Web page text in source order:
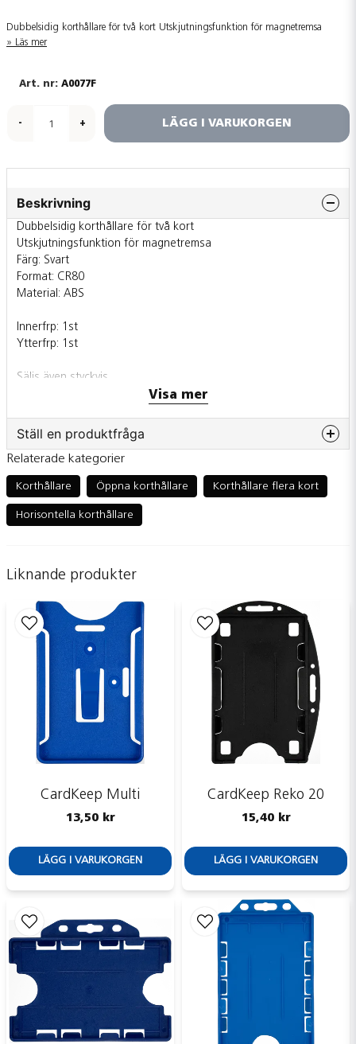
Dubbelsidig korthållare för två kort Utskjutningsfunktion för magnetremsa
Läs mer
A0077F
- + LÄGG I VARUKORGEN
Beskrivning
Dubbelsidig korthållare för två kort
Utskjutningsfunktion för magnetremsa
Färg: Svart
Format: CR80
Material: ABS
Innerfrp: 1st
Ytterfrp: 1st
Säljs även styckvis
Visa mer
Ställ en produktfråga
Fråga oss något om denna produkten...
email
Mejladress
Ja, ni får publicera min fråga
Skicka fråga
Relaterade kategorier
Korthållare Öppna korthållare Korthållare flera kort
Horisontella korthållare
Liknande produkter
CardKeep Multi
13,50 kr
LÄGG I VARUKORGEN
CardKeep Reko 20
15,40 kr
LÄGG I VARUKORGEN